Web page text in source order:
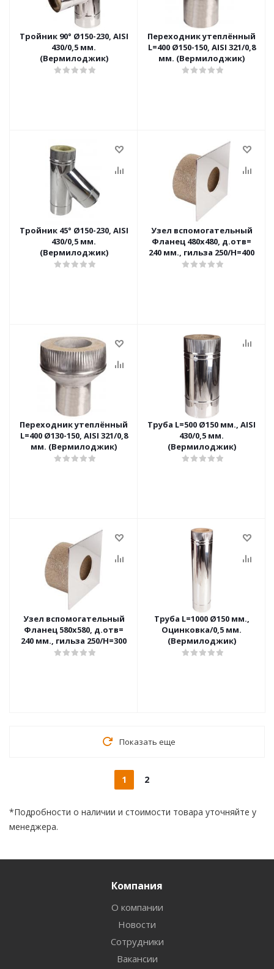
Тройник 90° Ø150-230, AISI
430/0,5 мм.
(Вермилоджик)
Переходник утеплённый
L=400 Ø150-150, AISI 321/0,8
мм. (Вермилоджик)
Тройник 45° Ø150-230, AISI
430/0,5 мм.
(Вермилоджик)
Узел вспомогательный
Фланец 480х480, д.отв=
240 мм., гильза 250/Н=400
Переходник утеплённый
L=400 Ø130-150, AISI 321/0,8
мм. (Вермилоджик)
Труба L=500 Ø150 мм., AISI
430/0,5 мм.
(Вермилоджик)
Узел вспомогательный
Фланец 580х580, д.отв=
240 мм., гильза 250/H=300
Труба L=1000 Ø150 мм.,
Оцинковка/0,5 мм.
(Вермилоджик)
Показать еще
1 2
*Подробности о наличии и стоимости товара уточняйте у
менеджера.
Компания
О компании
Новости
Сотрудники
Вакансии